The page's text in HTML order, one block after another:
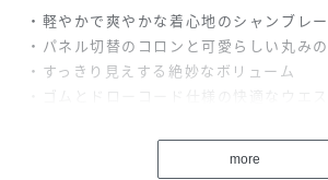
・軽やかで爽やかな着心地のシャンブレ
・パネル切替のコロンと可愛らしい丸み
・すっきり見えする絶妙なボリューム
・ゴムとドローコード仕様の快適なウエ
シャンブレー生地にワッシャー加工を施
more